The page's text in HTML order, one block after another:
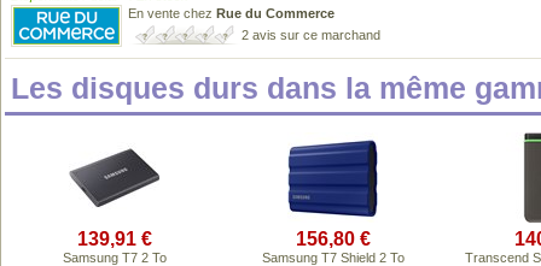
En vente chez Rue du Commerce
2 avis sur ce marchand
Les disques durs dans la même
139,91 €
Samsung T7 2 To
156,80 €
Samsung T7 Shield 2 To Transcend